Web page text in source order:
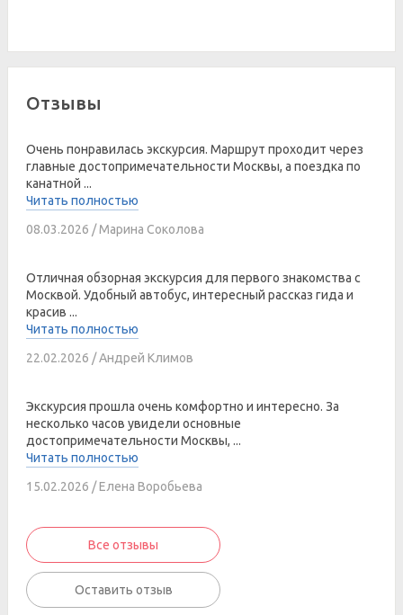
Отзывы
Очень понравилась экскурсия. Маршрут проходит через
главные достопримечательности Москвы, а поездка по
канатной ...
Читать полностью
08.03.2026 / Марина Соколова
Отличная обзорная экскурсия для первого знакомства с
Москвой. Удобный автобус, интересный рассказ гида и
красив ...
Читать полностью
22.02.2026 / Андрей Климов
Экскурсия прошла очень комфортно и интересно. За
несколько часов увидели основные
достопримечательности Москвы, ...
Читать полностью
15.02.2026 / Елена Воробьева
Все отзывы
Оставить отзыв